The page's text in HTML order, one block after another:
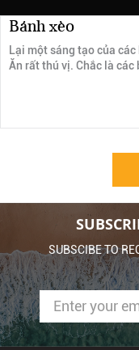
Bánh xèo
Lại một sáng tạo của
Ăn rất thú vị. Chắc là
SUBSCIBE TO